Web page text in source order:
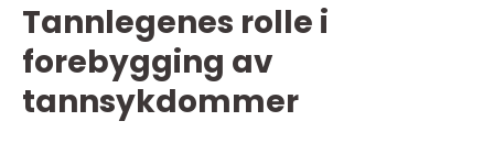
Tannlegenes rolle i
forebygging av
tannsykdommer